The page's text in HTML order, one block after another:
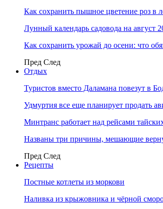
Как сохранить пышное цветение роз в
Лунный календарь садовода на август
Как сохранить урожай до осени: что
Пред След
Отдых
Туристов вместо Даламана повезут в
Удмуртия все еще планирует продать
Минтранс работает над рейсами
Названы три причины, мешающие
Пред След
Рецепты
Постные котлеты из моркови
Наливка из крыжовника и чёрной